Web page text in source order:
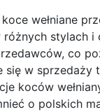
wełniane
stylach i
co
się w sprzedaży
koców
o polskich